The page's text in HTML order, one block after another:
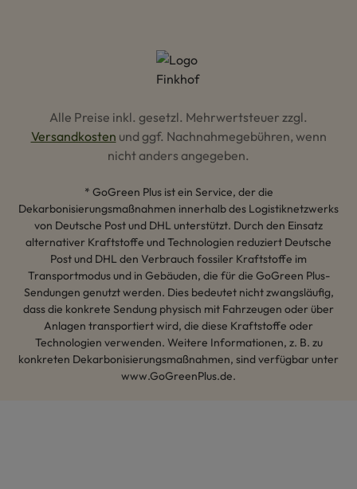
Alle Preise inkl. gesetzl. Mehrwertsteuer zzgl.
Versandkosten und ggf. Nachnahmegebühren, wenn
nicht anders angegeben.
* GoGreen Plus ist ein Service, der die
Dekarbonisierungsmaßnahmen innerhalb des Logistiknetzwerks
von Deutsche Post und DHL unterstützt. Durch den Einsatz
alternativer Kraftstoffe und Technologien reduziert Deutsche
Post und DHL den Verbrauch fossiler Kraftstoffe im
Transportmodus und in Gebäuden, die für die GoGreen Plus-
Sendungen genutzt werden. Dies bedeutet nicht zwangsläufig,
dass die konkrete Sendung physisch mit Fahrzeugen oder über
Anlagen transportiert wird, die diese Kraftstoffe oder
Technologien verwenden. Weitere Informationen, z. B. zu
konkreten Dekarbonisierungsmaßnahmen, sind verfügbar unter
www.GoGreenPlus.de.